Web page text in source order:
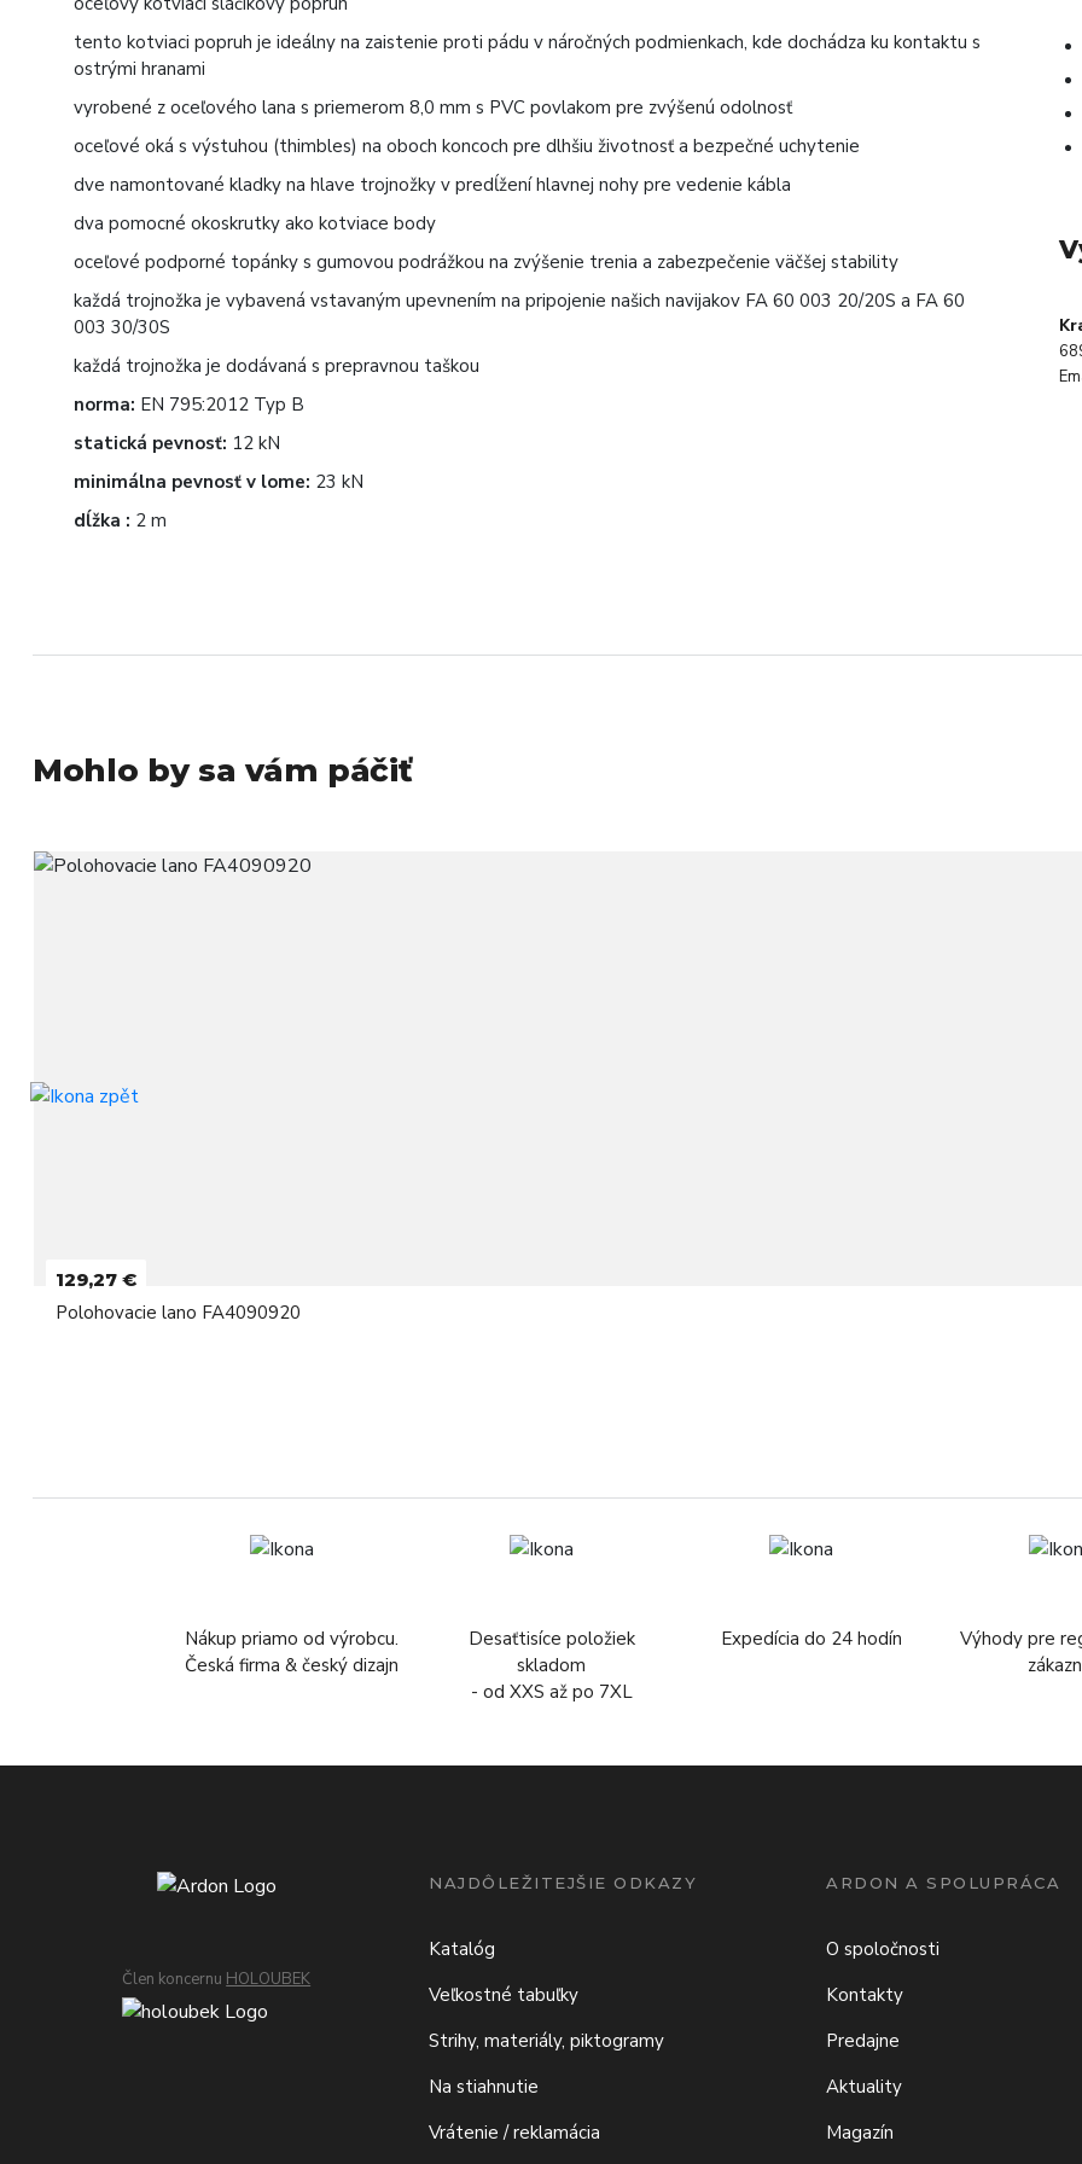
tento kotviaci popruh je ideálny na zaistenie proti pádu v náročných podmienkach, kde dochádza ku kontaktu s
ostrými hranami
vyrobené z oceľového lana s priemerom 8,0 mm s PVC povlakom pre zvýšenú odolnosť
oceľové oká s výstuhou (thimbles) na oboch koncoch pre dlhšiu životnosť a bezpečné uchytenie
dve namontované kladky na hlave trojnožky v predĺžení hlavnej nohy pre vedenie kábla
dva pomocné okoskrutky ako kotviace body
oceľové podporné topánky s gumovou podrážkou na zvýšenie trenia a zabezpečenie väčšej stability
každá trojnožka je vybavená vstavaným upevnením na pripojenie našich navijakov FA 60 003 20/20S a FA 60
003 30/30S
každá trojnožka je dodávaná s prepravnou taškou
norma: EN 795:2012 Typ B
statická pevnosť: 12 kN
minimálna pevnosť v lome: 23 kN
dĺžka : 2 m
Mohlo by sa vám páčiť
129,27 €
Polohovacie lano FA4090920
Nákup priamo od výrobcu.
Česká firma & český dizajn
Desaťtisíce položiek
skladom
- od XXS až po 7XL
Expedícia do 24 hodín
Výhody pre
Člen koncernu HOLOUBEK
NAJDÔLEŽITEJŠIE ODKAZY
Katalóg
Veľkostné tabuľky
Strihy, materiály, piktogramy
Na stiahnutie
Vrátenie / reklamácia
ARDON A SPOLUPRÁCA
O spoločnosti
Kontakty
Predajne
Aktuality
Magazín